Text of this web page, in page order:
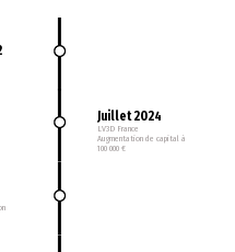
Juillet 2024
LV3D France
Augmentation de capital à
100 000 €